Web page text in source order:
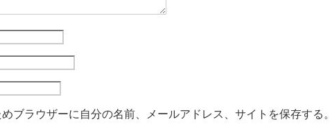
ブラウザーに自分の名前、メールアドレス、サイトを保存する。